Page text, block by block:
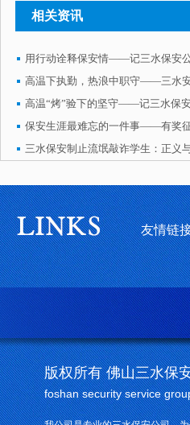
相关资讯
用行动诠释保安情——记三水保安
高温下执勤，热浪中职守——三水
保安生涯最难忘的一件事——有奖
三水保安制止流氓敲诈学生：正义
友情链
版权所有 佛山三水保
foshan security service